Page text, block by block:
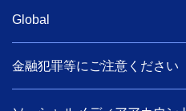
Global
金融犯罪等にご注意ください